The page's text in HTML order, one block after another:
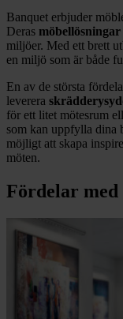
Banquet erbjuder
Deras möbellösningar
miljöer. Med ett brett
en miljö som är både
En av de största
leverera
för ett litet mötesrum
som kan uppfylla dina
möjligt att skapa
möten.
Fördelar